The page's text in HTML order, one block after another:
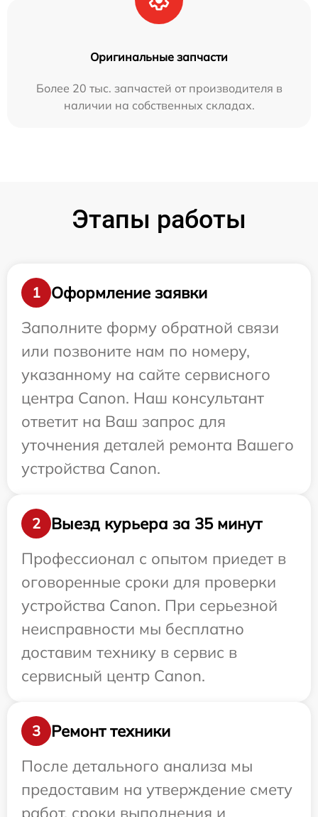
Оригинальные запчасти
Более 20 тыс. запчастей от производителя в
наличии на собственных складах.
Этапы работы
1
Оформление заявки
Заполните форму обратной связи
или позвоните нам по номеру,
указанному на сайте сервисного
центра Canon. Наш консультант
ответит на Ваш запрос для
уточнения деталей ремонта Вашего
устройства Canon.
2
Выезд курьера за 35 минут
Профессионал с опытом приедет в
оговоренные сроки для проверки
устройства Canon. При серьезной
неисправности мы бесплатно
доставим технику в сервис в
сервисный центр Canon.
3
Ремонт техники
После детального анализа мы
предоставим на утверждение смету
работ, сроки выполнения и